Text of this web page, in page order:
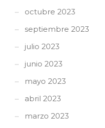
octubre 2023
septiembre 2023
julio 2023
junio 2023
mayo 2023
abril 2023
marzo 2023